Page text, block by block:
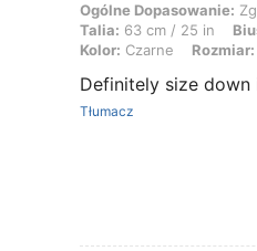
Ogólne Dopasowanie:
Ogólne Dopasowanie:
Talia: 63 cm / 25 in
Kolor: Czarne Rozmiar:
Definitely size
Tłumacz